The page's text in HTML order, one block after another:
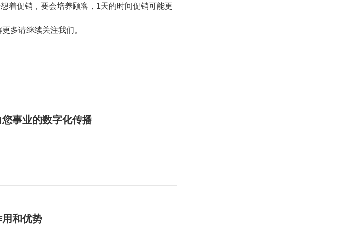
促销，要会培养顾客，1天的时间促销可能更
多请继续关注我们。
事业的数字化传播
用和优势